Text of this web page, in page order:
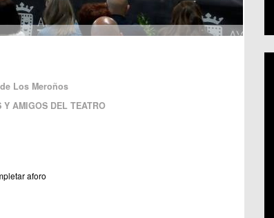
Los Meroños
Y AMIGOS DEL TEATRO
aforo